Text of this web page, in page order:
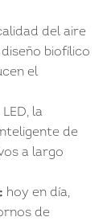
del aire
biofílico
el
la
de
a largo
hoy en día,
de